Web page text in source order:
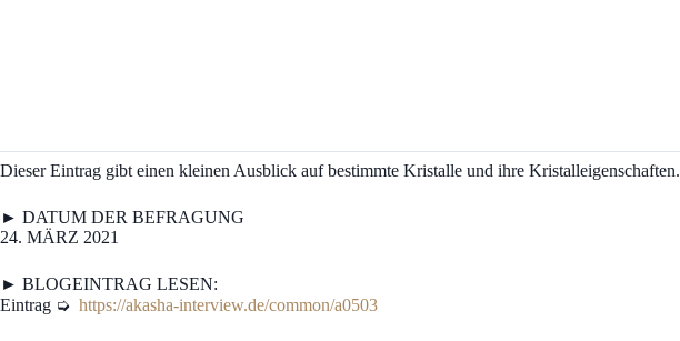
Dieser Eintrag gibt einen kleinen Ausblick auf bestimmte Kristalle und ihre Kristalleigenschaften.
► DATUM DER BEFRAGUNG
24. MÄRZ 2021
► BLOGEINTRAG LESEN:
Eintrag ➭ https://akasha-interview.de/common/a0503